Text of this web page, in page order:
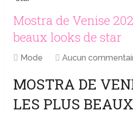
Mostra de Venise
beaux looks de star
Mode Aucun
MOSTRA DE
LES PLUS